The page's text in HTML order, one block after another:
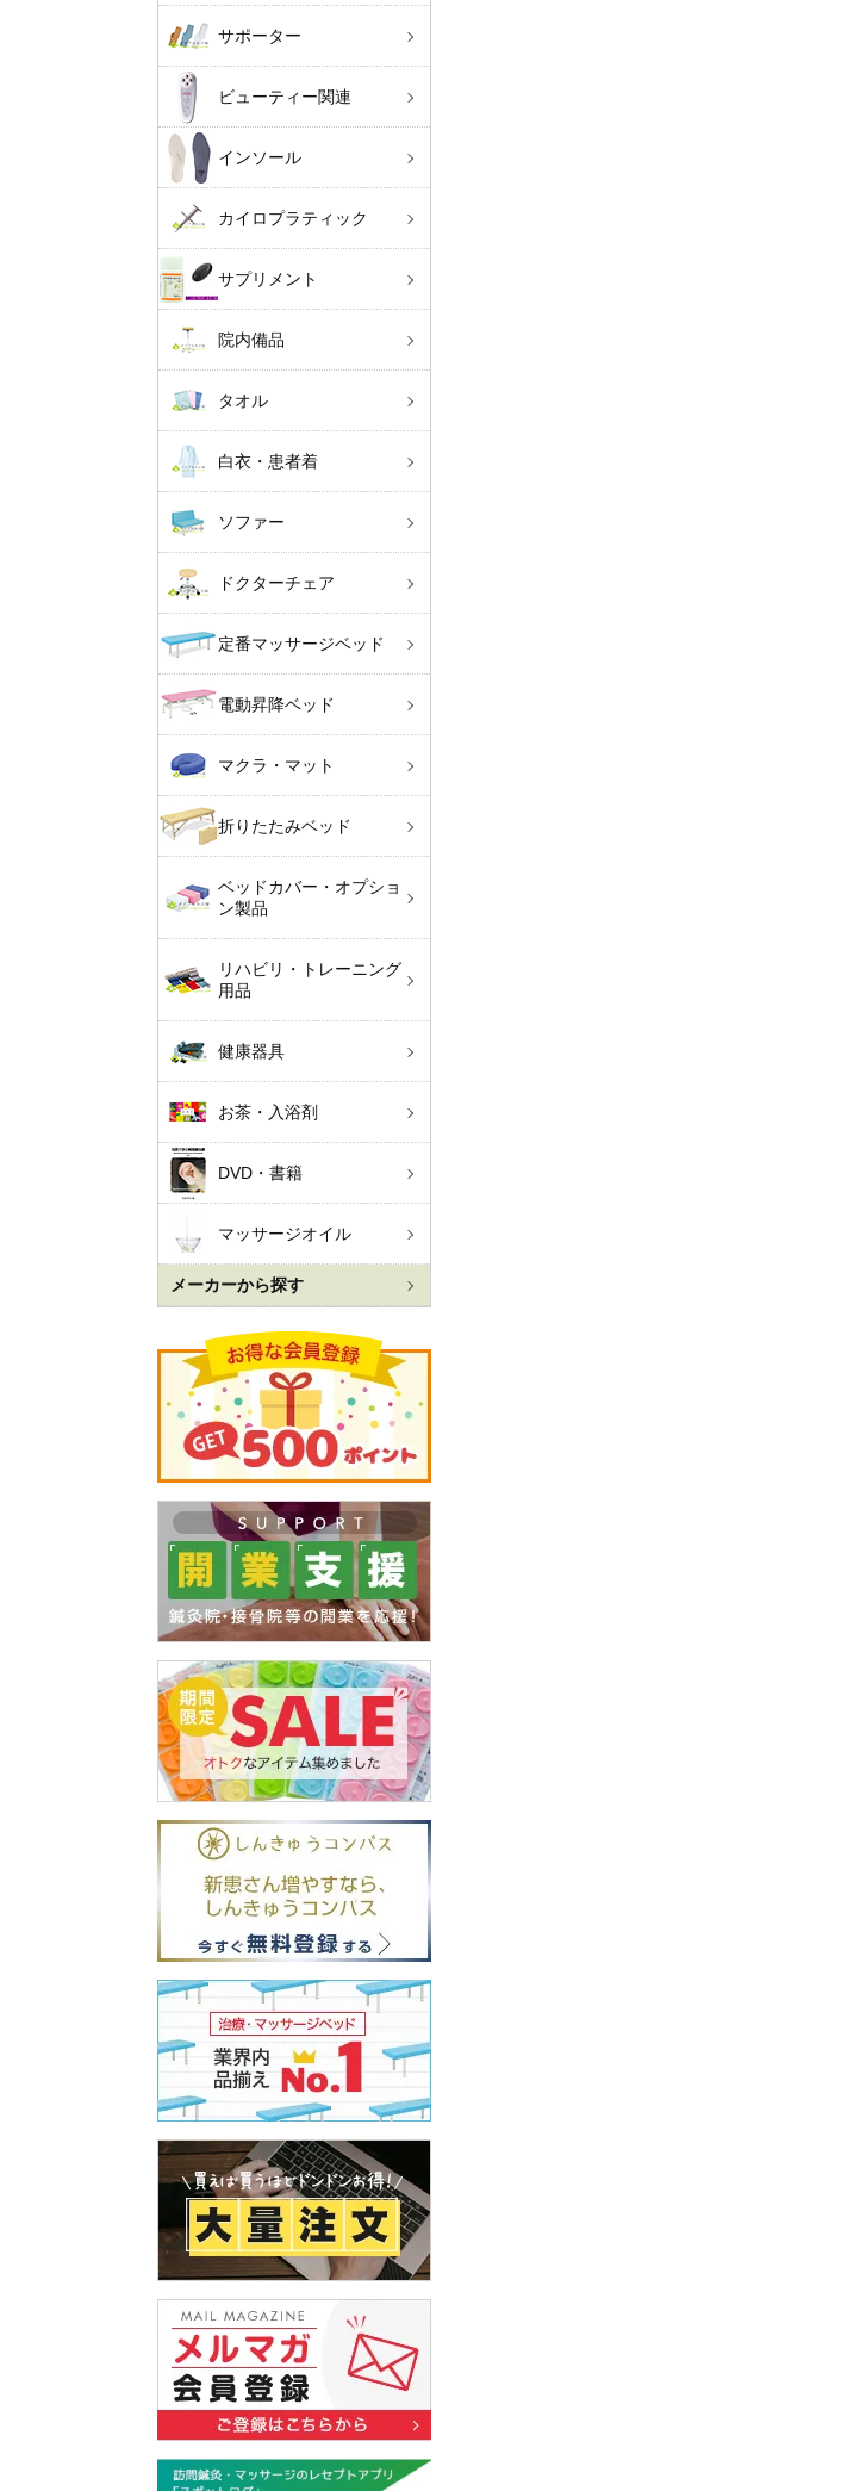
サポーター
ビューティー関連
インソール
カイロプラティック
サプリメント
院内備品
タオル
白衣・患者着
ソファー
ドクターチェア
定番マッサージベッド
電動昇降ベッド
マクラ・マット
折りたたみベッド
ベッドカバー・オプショ
ン製品
リハビリ・トレーニング
用品
健康器具
お茶・入浴剤
DVD・書籍
マッサージオイル
メーカーから探す